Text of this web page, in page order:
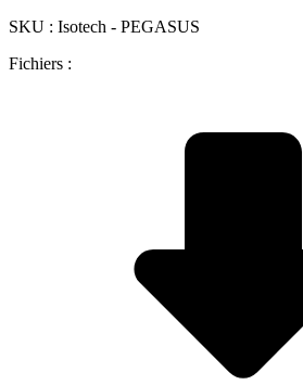
SKU : Isotech - PEGASUS
Fichiers :